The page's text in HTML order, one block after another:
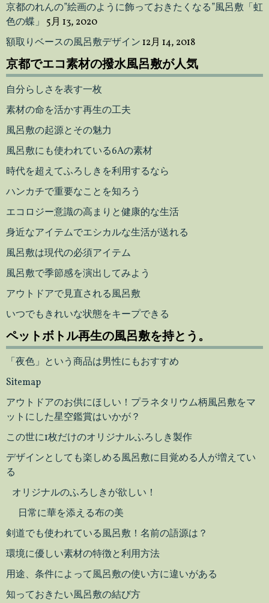
京都のれんの”絵画のように飾っておきたくなる”風呂敷「虹
色の蝶」 5月 13, 2020
額取りベースの風呂敷デザイン12月 14, 2018
京都でエコ素材の撥水風呂敷が人気
自分らしさを表す一枚
素材の命を活かす再生の工夫
風呂敷の起源とその魅力
風呂敷にも使われている6Aの素材
時代を超えてふろしきを利用するなら
ハンカチで重要なことを知ろう
エコロジー意識の高まりと健康的な生活
身近なアイテムでエシカルな生活が送れる
風呂敷は現代の必須アイテム
風呂敷で季節感を演出してみよう
アウトドアで見直される風呂敷
いつでもきれいな状態をキープできる
ペットボトル再生の風呂敷を持とう。
「夜色」という商品は男性にもおすすめ
Sitemap
アウトドアのお供にほしい！プラネタリウム柄風呂敷をマ
ットにした星空鑑賞はいかが？
この世に1枚だけのオリジナルふろしき製作
デザインとしても楽しめる風呂敷に目覚める人が増えてい
る
オリジナルのふろしきが欲しい！
日常に華を添える布の美
剣道でも使われている風呂敷！名前の語源は？
環境に優しい素材の特徴と利用方法
用途、条件によって風呂敷の使い方に違いがある
知っておきたい風呂敷の結び方